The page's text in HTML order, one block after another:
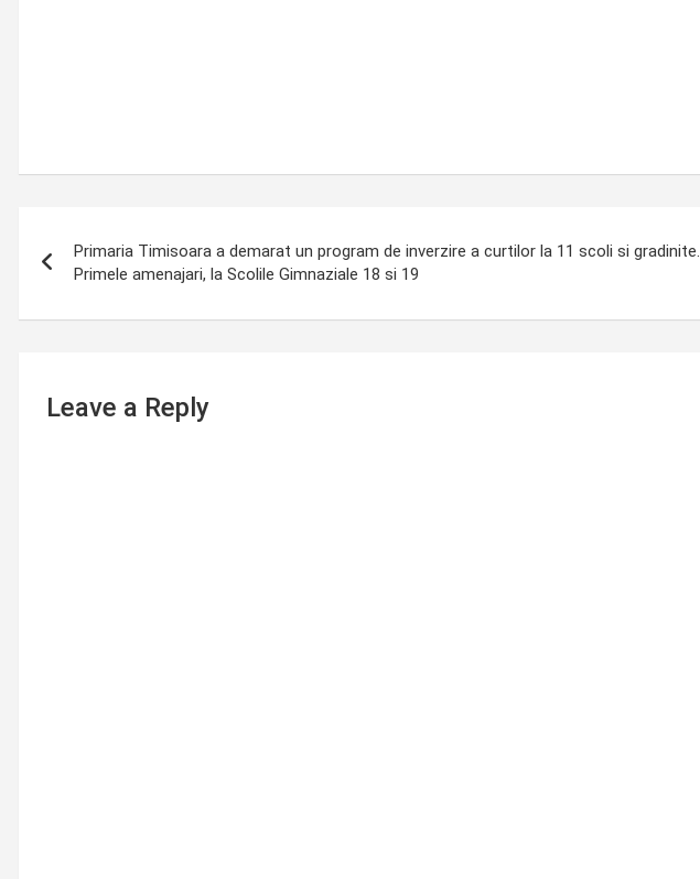
navigation
Primaria Timisoara a demarat un program de inverzire a curtilor la 11 scoli si gradinite.
Primele amenajari, la Scolile Gimnaziale 18 si 19
Leave a Reply